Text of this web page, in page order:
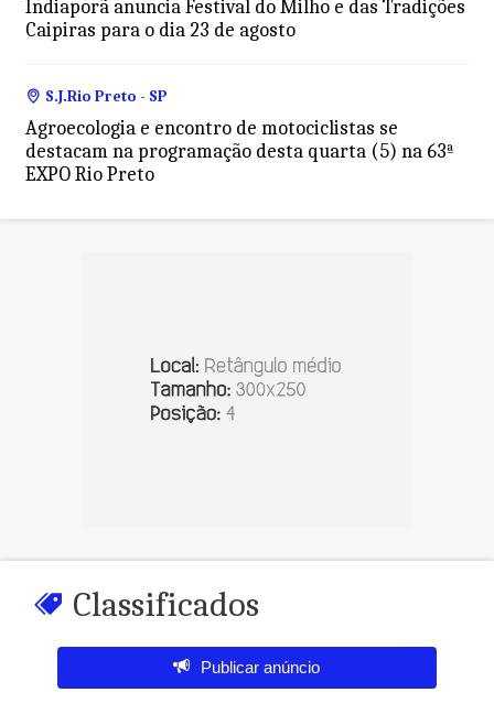
Indiaporã anuncia Festival do Milho e das Tradições
Caipiras para o dia 23 de agosto
S.J.Rio Preto - SP
Agroecologia e encontro de motociclistas se
destacam na programação desta quarta (5) na 63ª
EXPO Rio Preto
Classificados
Publicar anúncio